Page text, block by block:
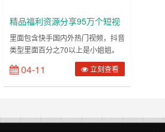
精品福利资源分享95万个短视
频共7T
里面包含快手国内外热门视频，抖音
类型里面百分之70以上是小姐姐。
大概有四五十万个。抖音目前是看到
某个人觉得不错就爬所有作品。快手
目前自动热门。爬出来有数据库自己
my.sharepoint.com/:f:/g/personal/
04-11 立刻查看